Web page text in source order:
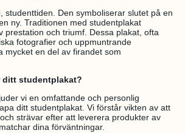
studenttiden. Den symboliserar slutet på en
ny. Traditionen med studentplakat
prestation och triumf. Dessa plakat, ofta
fotografier och uppmuntrande
mycket en del av firandet som
ditt studentplakat?
vi en omfattande och personlig
ditt studentplakat. Vi förstår vikten av att
strävar efter att leverera produkter av
dina förväntningar.